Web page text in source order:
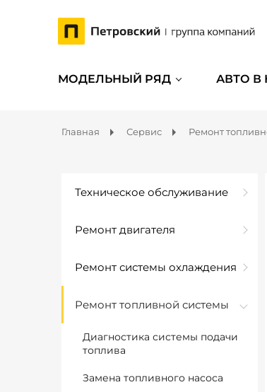
МОДЕЛЬНЫЙ РЯД АВТО В
Главная Сервис Ремонт
Техническое обслуживание
Ремонт двигателя
Ремонт системы охлаждения
Ремонт топливной системы
Диагностика системы подачи
топлива
Замена топливного насоса